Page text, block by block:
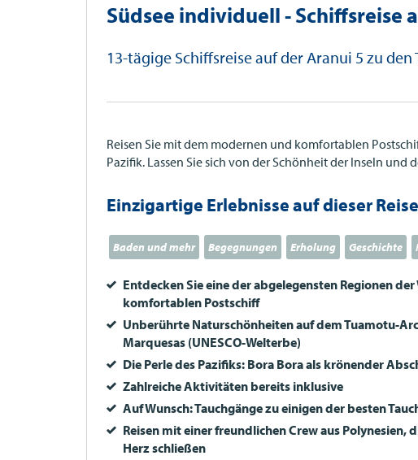
Südsee individuell - Schiffsreise
13-tägige Schiffsreise auf der Aranui 5 zu
Reisen Sie mit dem modernen und komfortablen
Pazifik. Lassen Sie sich von der Schönheit der Inseln
Einzigartige Erlebnisse auf dieser Reise
Baden und mehr Begegnungen Erholung Geschichte
Entdecken Sie eine der abgelegensten Regionen
komfortablen Postschiff
Unberührte Naturschönheiten auf dem Tuamotu-
Marquesas (UNESCO-Welterbe)
Die Perle des Pazifiks: Bora Bora als krönender
Zahlreiche Aktivitäten bereits inklusive
Auf Wunsch: Tauchgänge zu einigen der besten
Reisen mit einer freundlichen Crew aus Polynesien,
Herz schließen